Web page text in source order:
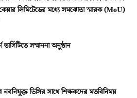
লিমিটেডের মধ্যে সমঝোতা স্মারক (MoU)
ভার্সিটিতে সম্মাননা অনুষ্ঠান
নবনিযুক্ত ভিসির সাথে শিক্ষকদের মতবিনিময়